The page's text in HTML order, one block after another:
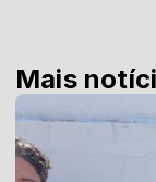
Mais